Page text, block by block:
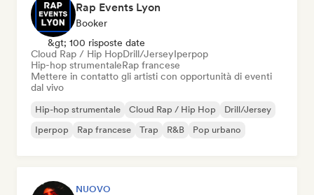
Rap Events Lyon
Booker
&gt; 100 risposte date
Cloud Rap / Hip HopDrill/JerseyIperpop
Hip-hop strumentaleRap francese
Mettere in contatto gli artisti con opportunità di eventi
dal vivo
Hip-hop strumentale Cloud Rap / Hip Hop
Drill/Jersey
Iperpop
Rap francese Trap R&B Pop urbano
NUOVO